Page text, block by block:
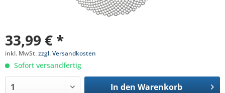
33,99 € *
inkl. MwSt.zzgl. Versandkosten
Sofort versandfertig
In den Warenkorb